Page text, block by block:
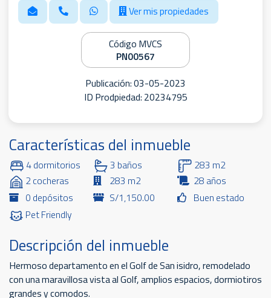
Ver mis propiedades
Código MVCS
PN00567
Publicación: 03-05-2023
ID Prodpiedad: 20234795
Características del inmueble
4 dormitorios 3 baños
283 m2
2 cocheras
283 m2
28 años
0 depósitos
S/1,150.00
Buen estado
Pet Friendly
Descripción del inmueble
Hermoso departamento en el Golf de San isidro, remodelado
con una maravillosa vista al Golf, amplios espacios, dormiotiros
grandes y comodos.